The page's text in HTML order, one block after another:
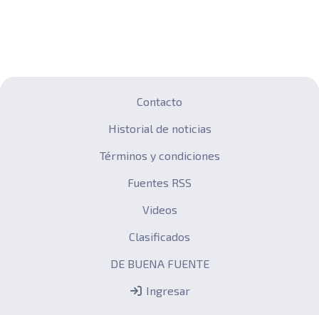
Contacto
Historial de noticias
Términos y condiciones
Fuentes RSS
Videos
Clasificados
DE BUENA FUENTE
Ingresar